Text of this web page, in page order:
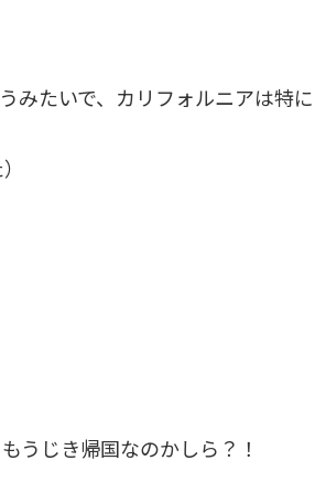
みたいで、カリフォルニアは特
うじき帰国なのかしら？！